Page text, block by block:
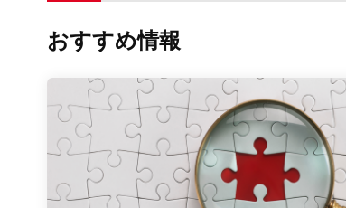
おすすめ情報